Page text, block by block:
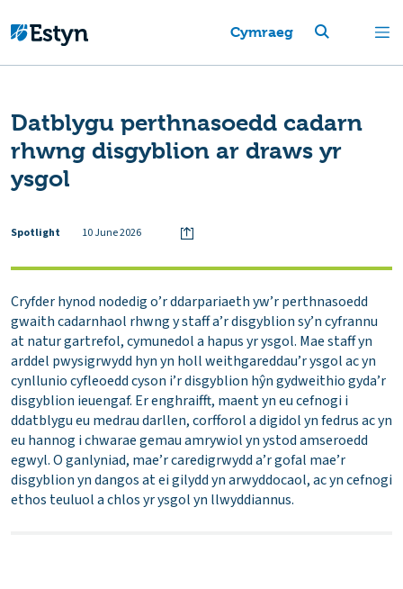
Cymraeg
Datblygu perthnasoedd cadarn
rhwng disgyblion ar draws yr
ysgol
Spotlight 10 June 2026
Cryfder hynod nodedig o’r ddarpariaeth yw’r perthnasoedd
gwaith cadarnhaol rhwng y staff a’r disgyblion sy’n cyfrannu
at natur gartrefol, cymunedol a hapus yr ysgol. Mae staff yn
arddel pwysigrwydd hyn yn holl weithgareddau’r ysgol ac yn
cynllunio cyfleoedd cyson i’r disgyblion hŷn gydweithio gyda’r
disgyblion ieuengaf. Er enghraifft, maent yn eu cefnogi i
ddatblygu eu medrau darllen, corfforol a digidol yn fedrus ac yn
eu hannog i chwarae gemau amrywiol yn ystod amseroedd
egwyl. O ganlyniad, mae’r caredigrwydd a’r gofal mae’r
disgyblion yn dangos at ei gilydd yn arwyddocaol, ac yn cefnogi
ethos teuluol a chlos yr ysgol yn llwyddiannus.